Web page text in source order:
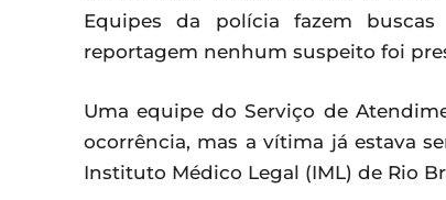
Equipes da polícia fazem
reportagem nenhum suspeito foi
Uma equipe do Serviço de
ocorrência, mas a vítima já estava
Instituto Médico Legal (IML) de Rio